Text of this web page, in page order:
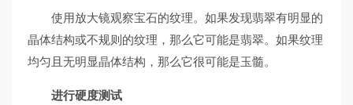
使用放大镜观察宝石的纹理。如果发现翡翠有明显的
晶体结构或不规则的纹理，那么它可能是翡翠。如果纹理
均匀且无明显晶体结构，那么它很可能是玉髓。
进行硬度测试